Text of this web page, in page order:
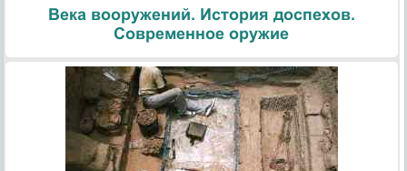
Века вооружений. История доспехов.
Современное оружие